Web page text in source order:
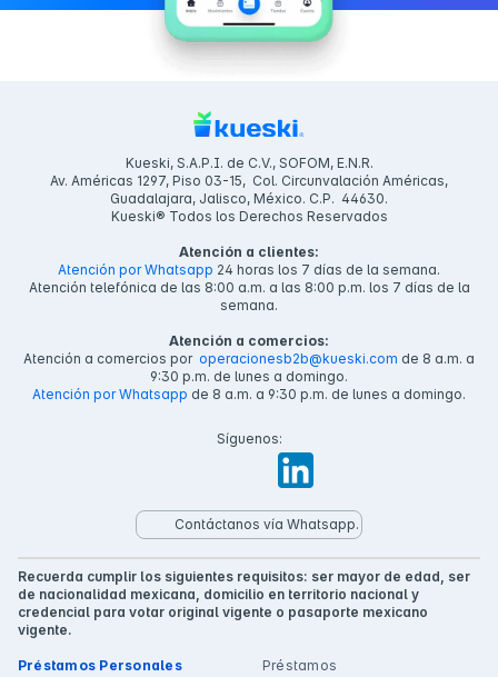
Kueski, S.A.P.I. de C.V., SOFOM, E.N.R.
Av. Américas 1297, Piso 03-15, Col. Circunvalación Américas,
Guadalajara, Jalisco, México. C.P. 44630.
Kueski® Todos los Derechos Reservados
Atención a clientes:
Atención por Whatsapp 24 horas los 7 días de la semana.
Atención telefónica de las 8:00 a.m. a las 8:00 p.m. los 7 días de la
semana.
Atención a comercios:
Atención a comercios por operacionesb2b@kueski.com de 8 a.m. a
9:30 p.m. de lunes a domingo.
Atención por Whatsapp de 8 a.m. a 9:30 p.m. de lunes a domingo.
Síguenos:
Contáctanos vía Whatsapp.
Recuerda cumplir los siguientes requisitos: ser mayor de edad, ser
de nacionalidad mexicana, domicilio en territorio nacional y
credencial para votar original vigente o pasaporte mexicano
vigente.
Préstamos Personales
Préstamos